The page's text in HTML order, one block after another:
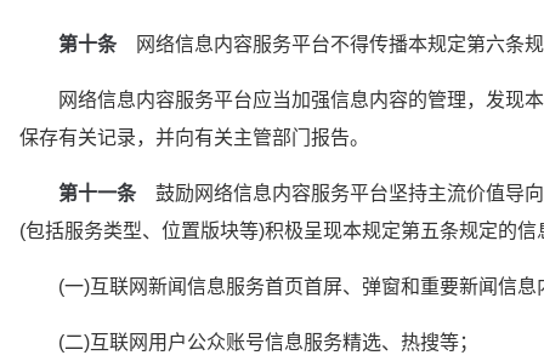
第十条 网络信息内容服务平台不得传播本规定第六条
网络信息内容服务平台应当加强信息内容的管理，发现
保存有关记录，并向有关主管部门报告。
第十一条 鼓励网络信息内容服务平台坚持主流价值导
(包括服务类型、位置版块等)积极呈现本规定第五条规定的信
(一)互联网新闻信息服务首页首屏、弹窗和重要新闻信息
(二)互联网用户公众账号信息服务精选、热搜等；